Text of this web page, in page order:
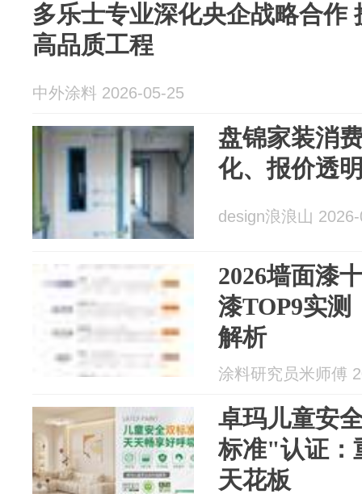
多乐士专业深化央企战略合作
高品质工程
中外涂料 2026-05-25
盘锦家装消
化、报价透
design浪浪山
2026墙面漆
漆TOP9实测
解析
涂料研究员米师傅
卓玛儿童安
标准"认证：
天花板